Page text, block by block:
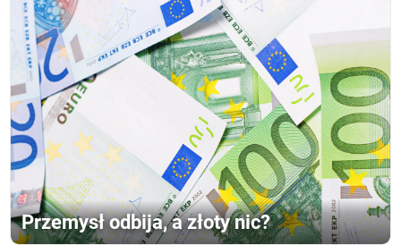
Przemysł odbija, a złoty nic?